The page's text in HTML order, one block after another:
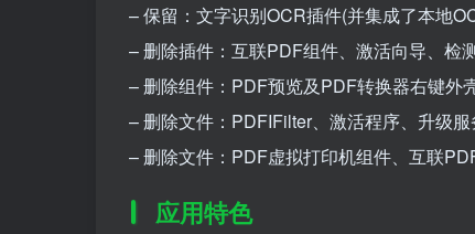
– 保留：文字识别OCR插件(并集成了本地
– 删除插件：互联PDF组件、激活向导、检
– 删除组件：PDF预览及PDF转换器右键外
– 删除文件：PDFIFilter、激活程序、升级
– 删除文件：PDF虚拟打印机组件、互联
应用特色